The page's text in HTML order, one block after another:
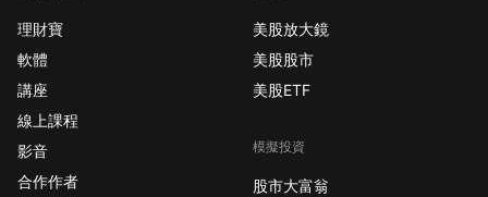
理財寶
軟體
講座
線上課程
影音
合作作者
美股放大鏡
美股股市
美股ETF
模擬投資
股市大富翁